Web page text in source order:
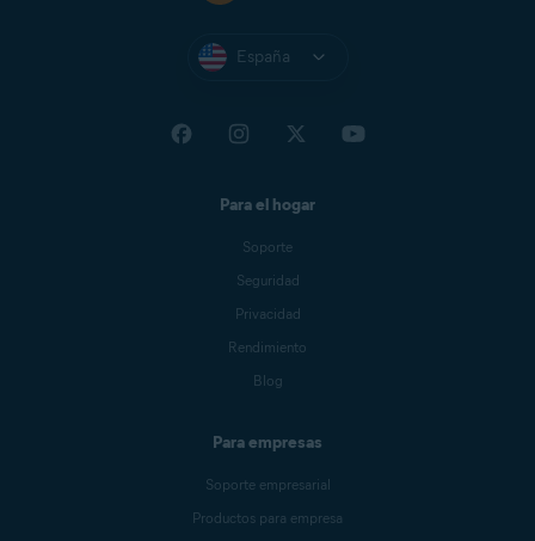
España
Para el hogar
Soporte
Seguridad
Privacidad
Rendimiento
Blog
Para empresas
Soporte empresarial
Productos para empresa